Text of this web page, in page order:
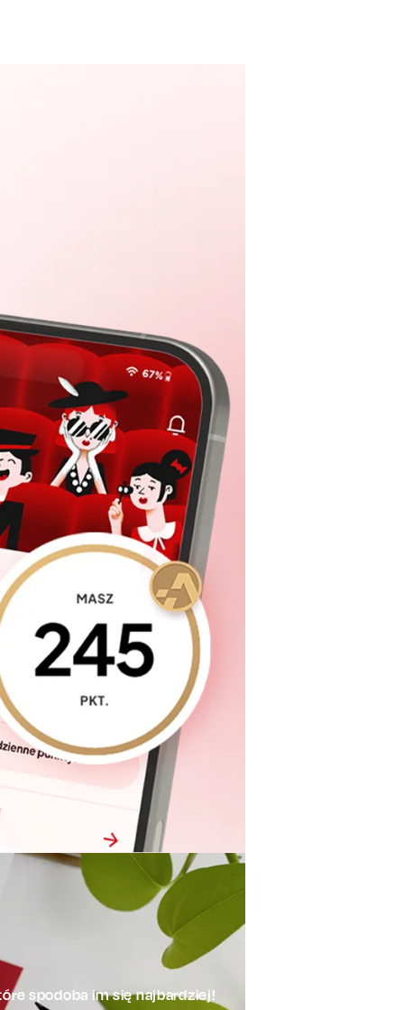
spodoba im się najbardziej!